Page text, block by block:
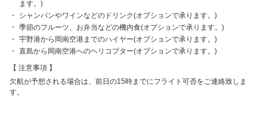
ます。)
シャンパンやワインなどのドリンク(オプションで承ります。)
季節のフルーツ、お弁当などの機内食(オプションで承ります。)
宇野港から岡南空港までのハイヤー(オプションで承ります。)
直島から岡南空港へのヘリコプター(オプションで承ります。)
注意事項
欠航が予想される場合は、前日の15時までにフライト可否をご連絡致しま
す。